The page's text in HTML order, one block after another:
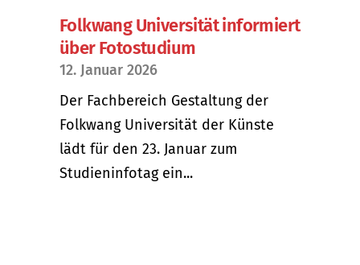
Folkwang Universität informiert
über Fotostudium
12. Januar 2026
Der Fachbereich Gestaltung der
Folkwang Universität der Künste
lädt für den 23. Januar zum
Studieninfotag ein...